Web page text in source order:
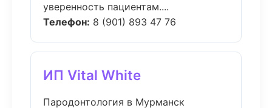
уверенность пациентам....
Телефон: 8 (901) 893 47 76
ИП Vital White
Пародонтология в Мурманск